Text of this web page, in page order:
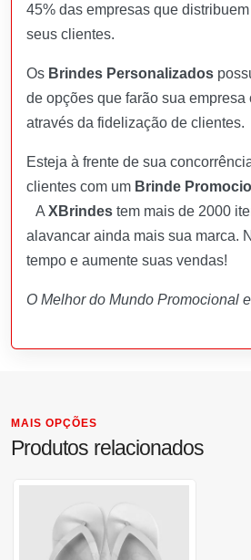
45% das empresas que
seus clientes.
Os Brindes Personalizados
de opções que farão sua
através da fidelização de clientes.
Esteja à frente de sua
clientes com um Brinde
A XBrindes tem mais de 2000
alavancar ainda mais sua marca.
tempo e aumente suas vendas!
O Melhor do Mundo Promocional
MAIS OPÇÕES
Produtos relacionados